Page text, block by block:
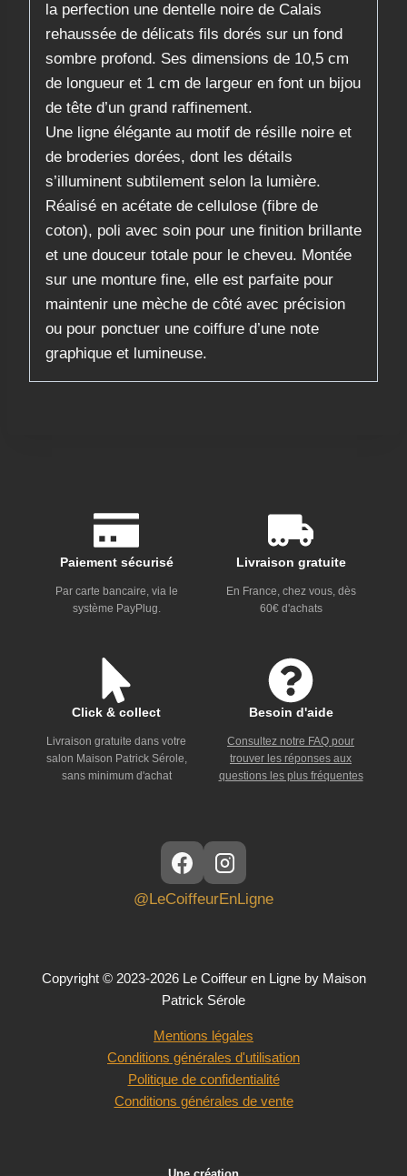
la perfection une dentelle noire de Calais
rehaussée de délicats fils dorés sur un fond
sombre profond. Ses dimensions de 10,5 cm
de longueur et 1 cm de largeur en font un bijou
de tête d’un grand raffinement.
​Une ligne élégante au motif de résille noire et
de broderies dorées, dont les détails
s’illuminent subtilement selon la lumière.
Réalisé en acétate de cellulose (fibre de
coton), poli avec soin pour une finition brillante
et une douceur totale pour le cheveu. Montée
sur une monture fine, elle est parfaite pour
maintenir une mèche de côté avec précision
ou pour ponctuer une coiffure d’une note
graphique et lumineuse.
Paiement sécurisé
Par carte bancaire, via le
système PayPlug.
Livraison gratuite
En France, chez vous, dès
60€ d'achats
Click & collect
Livraison gratuite dans votre
salon Maison Patrick Sérole,
sans minimum d'achat
Besoin d'aide
Consultez notre FAQ pour
trouver les réponses aux
questions les plus fréquentes
@LeCoiffeurEnLigne
Copyright © 2023-2026 Le Coiffeur en Ligne by Maison
Patrick Sérole
Mentions légales
Conditions générales d'utilisation
Politique de confidentialité
Conditions générales de vente